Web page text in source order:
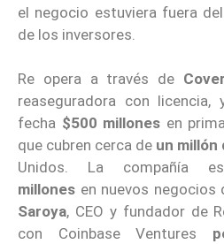
el negocio estuviera fuera
de los inversores.
Re opera a través de
reaseguradora con
fecha $500 millones en
que cubren cerca de un millón
Unidos. La compañía
millones en nuevos negocios
Saroya, CEO y fundador de
con Coinbase Ventures